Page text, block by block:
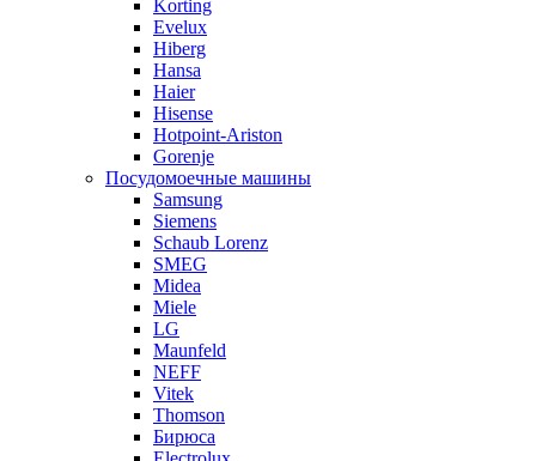
Korting
Evelux
Hiberg
Hansa
Haier
Hisense
Hotpoint-Ariston
Gorenje
Посудомоечные машины
Samsung
Siemens
Schaub Lorenz
SMEG
Midea
Miele
LG
Maunfeld
NEFF
Vitek
Thomson
Бирюса